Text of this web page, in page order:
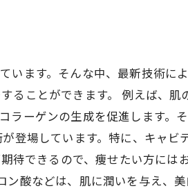
ます。そんな中、最新技術に
ることができます。 例えば、
ーゲンの生成を促進します。
登場しています。特に、キャ
待できるので、痩せたい方には
酸などは、肌に潤いを与え、